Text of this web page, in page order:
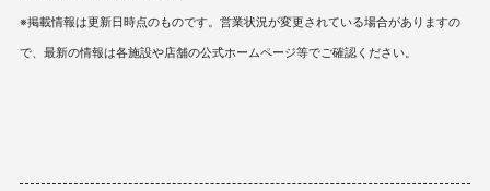
※掲載情報は更新日時点のものです。営業状況が変更されている場合がありますの
で、最新の情報は各施設や店舗の公式ホームページ等でご確認ください。